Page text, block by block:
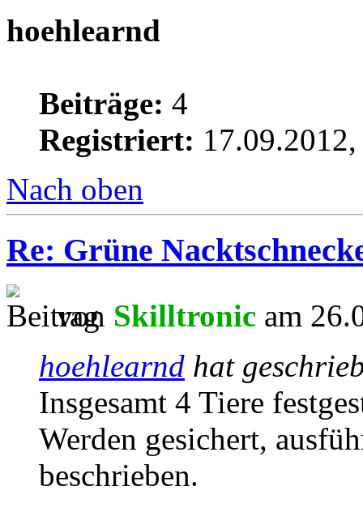
hoehlearnd
Beiträge: 4
Registriert:
Nach oben
Re: Grüne
von Skilltronic am
hoehlearnd hat
Insgesamt 4 Tiere
Werden gesichert,
beschrieben.